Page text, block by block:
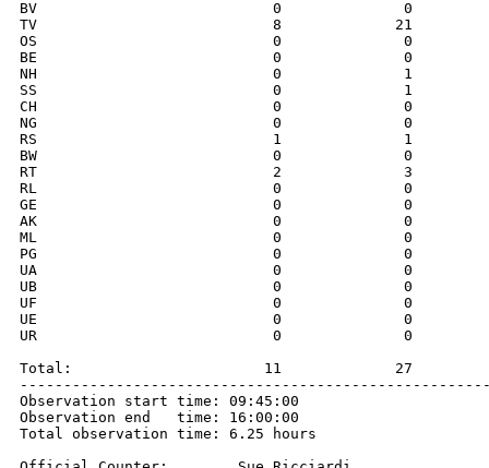
BV                           0              0
TV                           8             21
OS                           0              0
BE                           0              0
NH                           0              1
SS                           0              1
CH                           0              0
NG                           0              0
RS                           1              1
BW                           0              0
RT                           2              3
RL                           0              0
GE                           0              0
AK                           0              0
ML                           0              0
PG                           0              0
UA                           0              0
UB                           0              0
UF                           0              0
UE                           0              0
UR                           0              0
Total:                      11             27
Observation start time: 09:45:00
Observation end   time: 16:00:00
Total observation time: 6.25 hours